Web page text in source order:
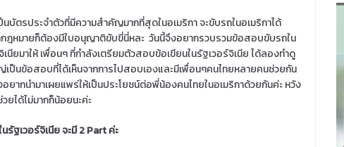
นบัตรประจำตัวที่มีความสำคัญมากที่สุดในอเมริกา จะขับรถในอเมริกาได้
ฎหมายก็ต้องมีใบอนุญาติขับขี่นี่หละ วันนี้จึงอยากรวบรวมข้อสอบขับรถใน
เนียมาให้ เพื่อนๆ ที่กำลังเตรียมตัวสอบข้อเขียนในรัฐเวอร์จิเนีย ได้ลองทำดู
เป็นข้อสอบที่ได้เห็นจากการไปสอบเองและมีเพื่อนๆคนไทยหลายคนช่วยกัน
อยากนำมาเผยแพร่ให้เป็นประโยชน์ต่อพี่น้องคนไทยในอเมริกาด้วยกันค่ะ หวัง
วยได้ไม่มากก็น้อยนะค่ะ
รัฐเวอร์จิเนีย จะมี 2 Part ค่ะ